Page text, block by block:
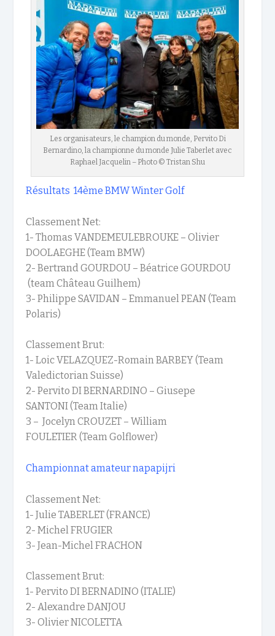
Les organisateurs, le champion du monde, Pervito Di
Bernardino, la championne du monde Julie Taberlet avec
Raphael Jacquelin – Photo © Tristan Shu
Résultats 14ème BMW Winter Golf
Classement Net:
1- Thomas VANDEMEULEBROUKE – Olivier
DOOLAEGHE (Team BMW)
2- Bertrand GOURDOU – Béatrice GOURDOU
(team Château Guilhem)
3- Philippe SAVIDAN – Emmanuel PEAN (Team
Polaris)
Classement Brut:
1- Loic VELAZQUEZ-Romain BARBEY(Team
Valedictorian Suisse)
2- Pervito DI BERNARDINO – Giusepe
SANTONI(Team Italie)
3 – Jocelyn CROUZET – William
FOULETIER(Team Golflower)
Championnat amateurnapapijri
Classement Net:
1- Julie TABERLET (FRANCE)
2- Michel FRUGIER
3- Jean-Michel FRACHON
Classement Brut:
1- Pervito DI BERNADINO (ITALIE)
2- Alexandre DANJOU
3- Olivier NICOLETTA